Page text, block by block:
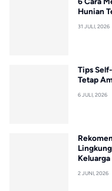
Hunian
31 JULI, 2026
Tips
Tetap
6 JULI, 2026
Keluarga
2 JUNI, 2026